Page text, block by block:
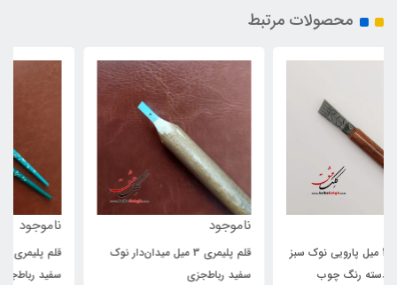
محصولات مرتبط
قلم پلیمری 3 میل میدان‌دار نوک
سفید رباط‌جزی
قلم پلیمری 6 میل پارویی نوک